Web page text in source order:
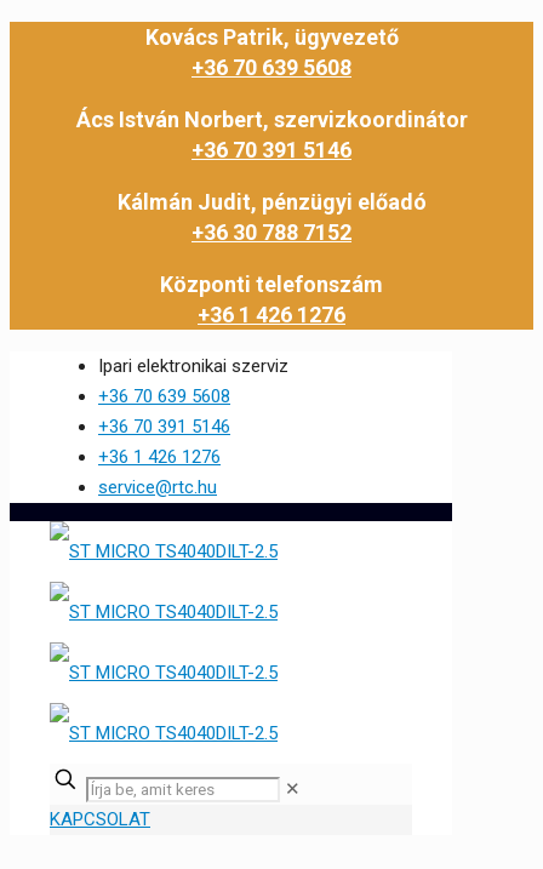
Kovács Patrik, ügyvezető
+36 70 639 5608
Ács István Norbert, szervizkoordinátor
+36 70 391 5146
Kálmán Judit, pénzügyi előadó
+36 30 788 7152
Központi telefonszám
+36 1 426 1276
Ipari elektronikai szerviz
+36 70 639 5608
+36 70 391 5146
+36 1 426 1276
service@rtc.hu
✕
KAPCSOLAT